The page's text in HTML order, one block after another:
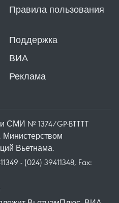
Правила пользования
Поддержка
ВИА
Реклама
СМИ № 1374/GP-BTTTT
Министерством
Вьетнама.
- (024) 39411348, Fax: